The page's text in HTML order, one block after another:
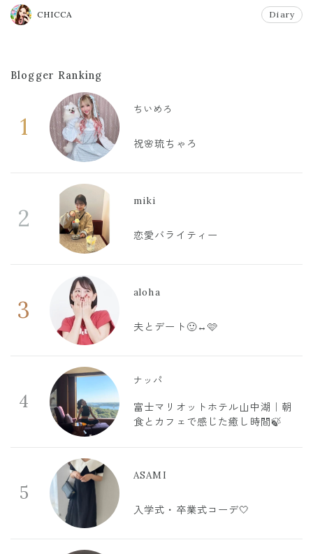
CHICCA Diary
Blogger Ranking
1
ちいめろ
祝🌸琉ちゃろ
2
miki
恋愛バライティー
3
aloha
夫とデート🙂‍↔️🩷
4
ナッパ
富士マリオットホテル山中湖｜朝
食とカフェで感じた癒し時間🍃
5
ASAMI
入学式・卒業式コーデ🤍